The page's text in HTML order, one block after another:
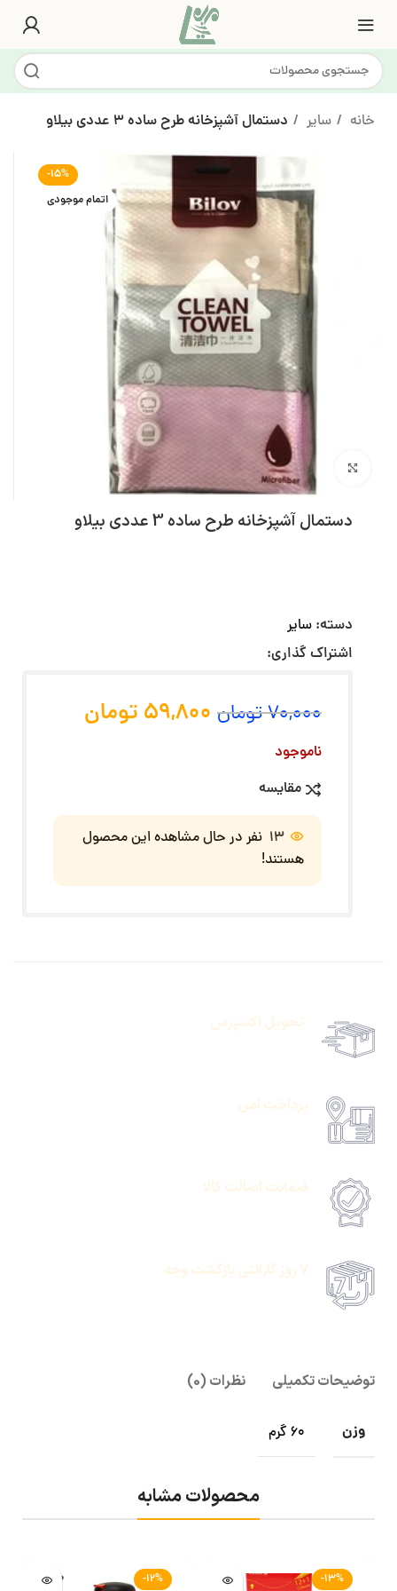
خانه سایر دستمال آشپزخانه طرح ساده 3 عددی بیلاو
-15%
اتمام موجودی
بزرگنمایی تصویر
دستمال آشپزخانه طرح ساده 3 عددی بیلاو
دسته: سایر
اشتراک گذاری:
70,000تومان 59,800 تومان
ناموجود
مقایسه
13 نفر در حال مشاهده این محصول
هستند!
تحویل اکسپرس
پرداخت امن
ضمانت اصالت کالا
7 روز گارانتی بازگشت وجه
توضیحات تکمیلی نظرات (0)
وزن 60 گرم
محصولات مشابه
-13%
-12%